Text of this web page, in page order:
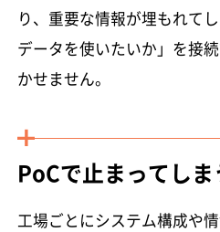
り、重要な情報が埋もれて
データを使いたいか」を接
かせません。
PoCで止まってし
工場ごとにシステム構成や